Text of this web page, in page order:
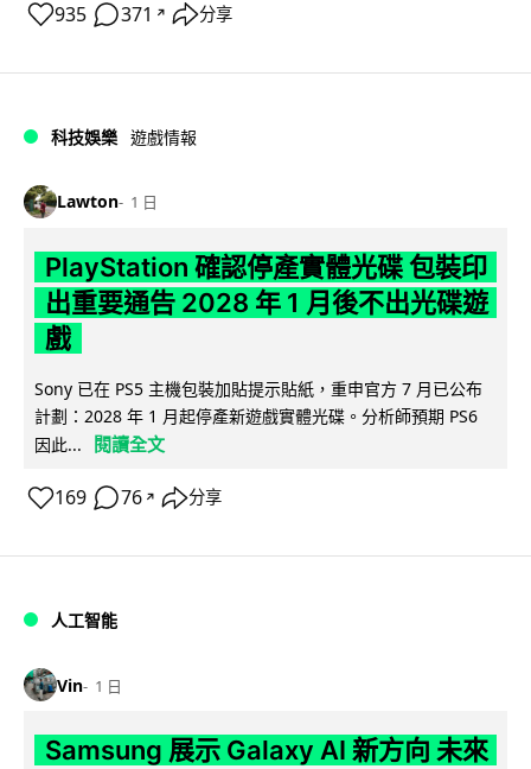
935 371 ↗ 分享
科技娛樂 遊戲情報
Lawton 1 日
PlayStation 確認停產實體光碟 包裝印
出重要通告 2028 年 1 月後不出光碟遊
戲
Sony 已在 PS5 主機包裝加貼提示貼紙，重申官方 7 月已公布
計劃：2028 年 1 月起停產新遊戲實體光碟。分析師預期 PS6
因此...
閱讀全文
169 76 ↗ 分享
人工智能
Vin 1 日
Samsung 展示 Galaxy AI 新方向 未來